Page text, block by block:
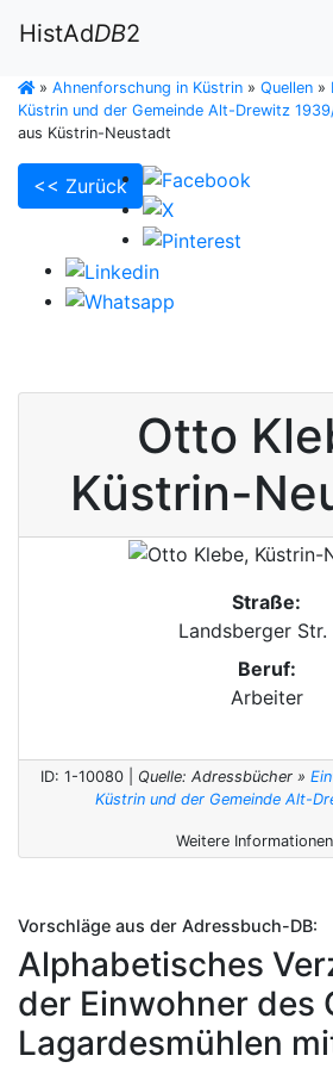
HistAdDB2
» Ahnenforschung in Küstrin » Quellen »
Küstrin und der Gemeinde Alt-Drewitz
aus Küstrin-Neustadt
<< Zurück
Otto
Küstrin-
Straße:
Landsberger Str.
Beruf:
Arbeiter
ID: 1-10080 | Quelle: Adressbücher »
Küstrin und der Gemeinde Alt-
Weitere
Vorschläge aus der Adressbuch-DB:
Alphabetisches
der Einwohner des
Lagardesmühlen